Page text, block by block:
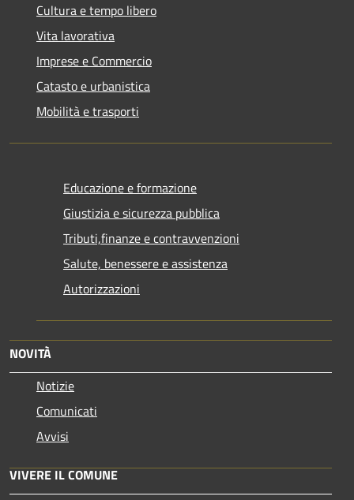
Cultura e tempo libero
Vita lavorativa
Imprese e Commercio
Catasto e urbanistica
Mobilità e trasporti
Educazione e formazione
Giustizia e sicurezza pubblica
Tributi,finanze e contravvenzioni
Salute, benessere e assistenza
Autorizzazioni
NOVITÀ
Notizie
Comunicati
Avvisi
VIVERE IL COMUNE